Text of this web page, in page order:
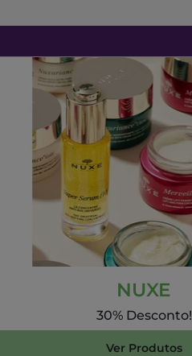
NUXE
30% Desconto!
Ver Produtos